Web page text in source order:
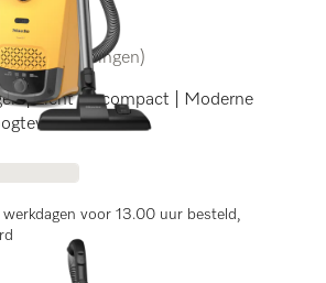
5
(56 beoordelingen)
| Licht en compact | Moderne
voor 13.00 uur besteld,